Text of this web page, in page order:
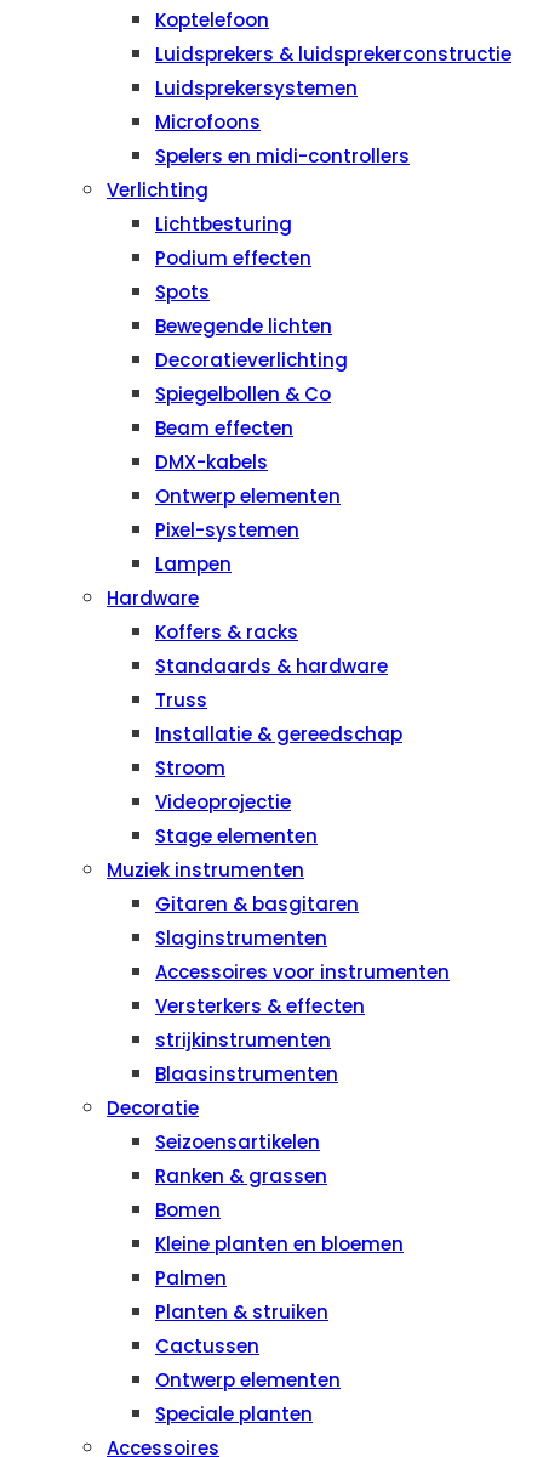
Koptelefoon
Luidsprekers & luidsprekerconstructie
Luidsprekersystemen
Microfoons
Spelers en midi-controllers
Verlichting
Lichtbesturing
Podium effecten
Spots
Bewegende lichten
Decoratieverlichting
Spiegelbollen & Co
Beam effecten
DMX-kabels
Ontwerp elementen
Pixel-systemen
Lampen
Hardware
Koffers & racks
Standaards & hardware
Truss
Installatie & gereedschap
Stroom
Videoprojectie
Stage elementen
Muziek instrumenten
Gitaren & basgitaren
Slaginstrumenten
Accessoires voor instrumenten
Versterkers & effecten
strijkinstrumenten
Blaasinstrumenten
Decoratie
Seizoensartikelen
Ranken & grassen
Bomen
Kleine planten en bloemen
Palmen
Planten & struiken
Cactussen
Ontwerp elementen
Speciale planten
Accessoires